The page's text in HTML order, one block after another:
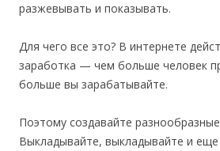
разжевывать и показывать.
Для чего все это? В интернете
заработка — чем больше человек
больше вы зарабатывайте.
Поэтому создавайте
Выкладывайте, выкладывайте и